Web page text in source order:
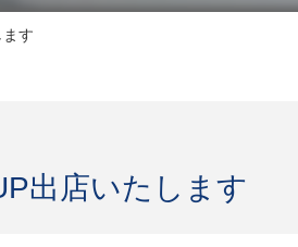
す
出店いたします